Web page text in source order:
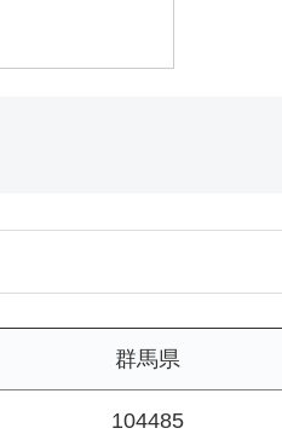
群馬県
104485